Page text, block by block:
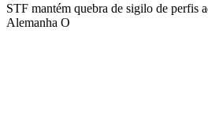
STF mantém quebra de sigilo de perfis
Alemanha O